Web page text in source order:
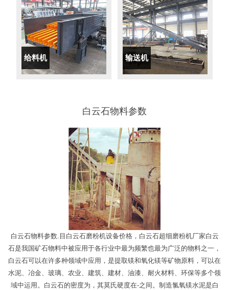
给料机 输送机
白云石物料参数
白云石物料参数.目白云石磨粉机设备价格，白云石超细磨粉机厂家白云
石是我国矿石物料中被应用于各行业中最为频繁也最为广泛的物料之一，
白云石可以在许多种领域中应用，是提取镁和氧化镁等矿物原料，可以在
水泥、冶金、玻璃、农业、建筑、建材、油漆、耐火材料、环保等多个领
域中运用。白云石的密度为，其莫氏硬度在-之间。制造氯氧镁水泥是白